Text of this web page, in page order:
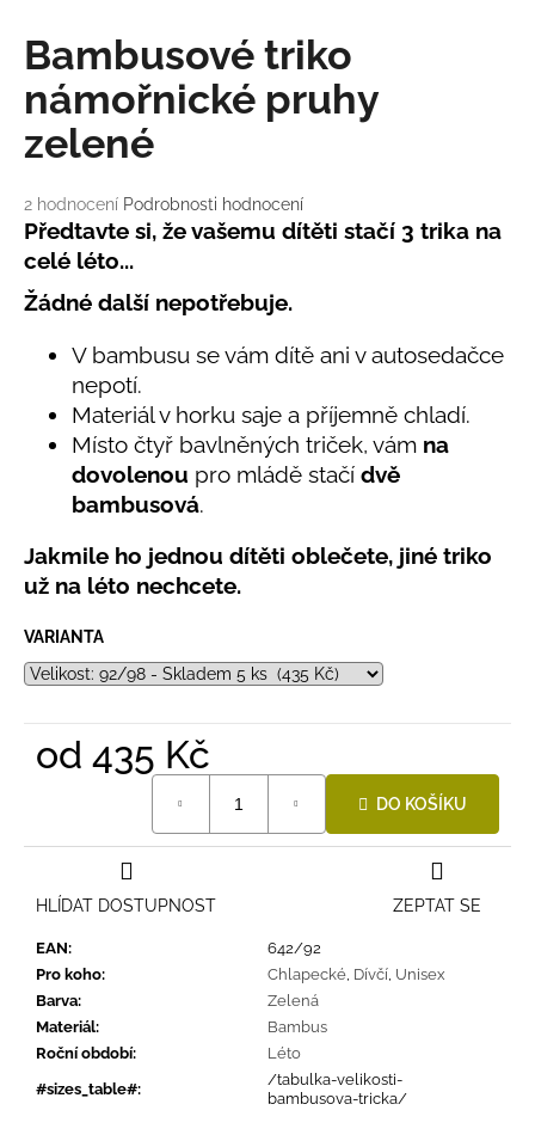
Průměrné
hodnocení
produktu
je
5,0
z
hvězdiček.
2 hodnocení Podrobnosti hodnocení
Bambusové triko
námořnické pruhy
zelené
Předtavte si, že vašemu dítěti stačí 3 trika na
celé léto...
Žádné další nepotřebuje.
V bambusu se vám dítě ani v autosedačce
nepotí.
Materiál v horku saje a příjemně chladí.
Místo čtyř bavlněných triček, vám na
dovolenou pro mládě stačí dvě
bambusová.
Jakmile ho jednou dítěti oblečete, jiné triko
už na léto nechcete.
VARIANTA
od 435 Kč
DO KOŠÍKU
EAN:
642/92
Pro koho: Chlapecké, Dívčí, Unisex
Barva:
Zelená
Materiál:
Bambus
Roční období:
Léto
#sizes_table#:
/tabulka-velikosti-
bambusova-tricka/
ZEPTAT SE
HLÍDAT DOSTUPNOST
D
o
p
o
r
č
u
j
e
m
LETNÍ
KLOBOUČEK
OUŠKY
395
Kč